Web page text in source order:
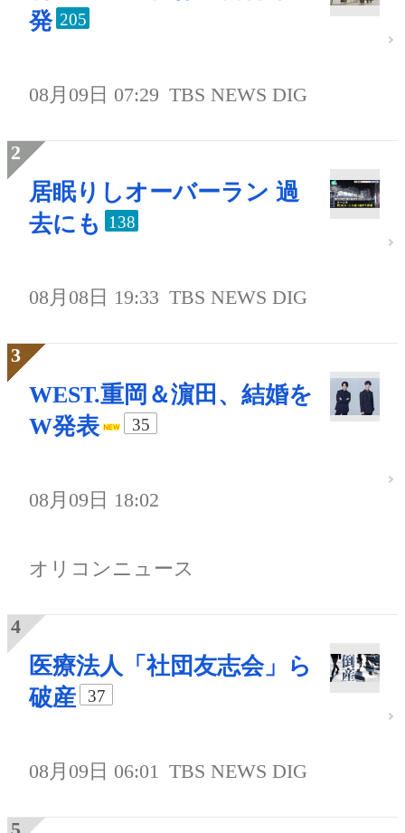
発 205
08月09日 07:29 TBS NEWS DIG
居眠りしオーバーラン 過
去にも
138
08月08日 19:33 TBS NEWS DIG
WEST.重岡＆濵田、結婚を
W発表
35
08月09日 18:02
オリコンニュース
医療法人「社団友志会」ら
破産
37
08月09日 06:01 TBS NEWS DIG